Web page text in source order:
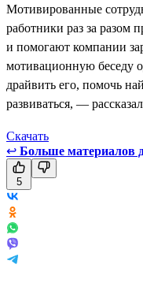
Мотивированные
работники раз за разом
и помогают компании
мотивационную беседу
драйвить его, помочь
развиваться, —
Скачать
↩ Больше материалов
5